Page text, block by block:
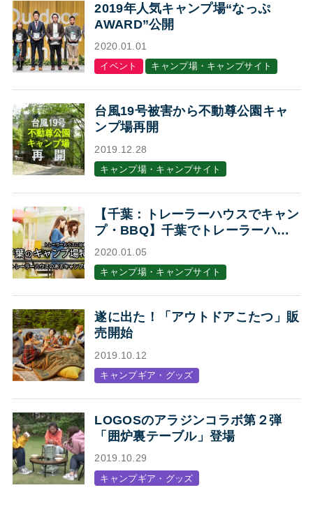
2019年人気キャンプ場“なっぷ
AWARD”公開
2020.01.01
イベント キャンプ場・キャンプサイト
台風19号被害から不動尊公園キャ
ンプ場再開
2019.12.28
キャンプ場・キャンプサイト
【千葉：トレーラーハウスでキャン
プ・BBQ】千葉でトレーラーハウ
スに泊まれるキャンプ場・BBQ場7
選
2020.01.05
キャンプ場・キャンプサイト
遂に出た！「アウトドアこたつ」販
売開始
2019.10.12
キャンプギア・グッズ
LOGOSのアラジンコラボ第２弾
「囲炉裏テーブル」登場
2019.10.29
キャンプギア・グッズ